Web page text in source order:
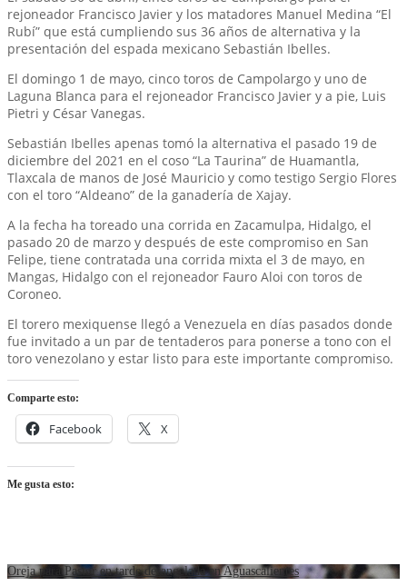
rejoneador Francisco Javier y los matadores Manuel Medina “El
Rubí” que está cumpliendo sus 36 años de alternativa y la
presentación del espada mexicano Sebastián Ibelles.
El domingo 1 de mayo, cinco toros de Campolargo y uno de
Laguna Blanca para el rejoneador Francisco Javier y a pie, Luis
Pietri y César Vanegas.
Sebastián Ibelles apenas tomó la alternativa el pasado 19 de
diciembre del 2021 en el coso “La Taurina” de Huamantla,
Tlaxcala de manos de José Mauricio y como testigo Sergio Flores
con el toro “Aldeano” de la ganadería de Xajay.
A la fecha ha toreado una corrida en Zacamulpa, Hidalgo, el
pasado 20 de marzo y después de este compromiso en San
Felipe, tiene contratada una corrida mixta el 3 de mayo, en
Mangas, Hidalgo con el rejoneador Fauro Aloi con toros de
Coroneo.
El torero mexiquense llegó a Venezuela en días pasados donde
fue invitado a un par de tentaderos para ponerse a tono con el
toro venezolano y estar listo para este importante compromiso.
Comparte esto:
Facebook X
Me gusta esto:
Oreja para Pastor en tarde desangelada en Aguascalientes